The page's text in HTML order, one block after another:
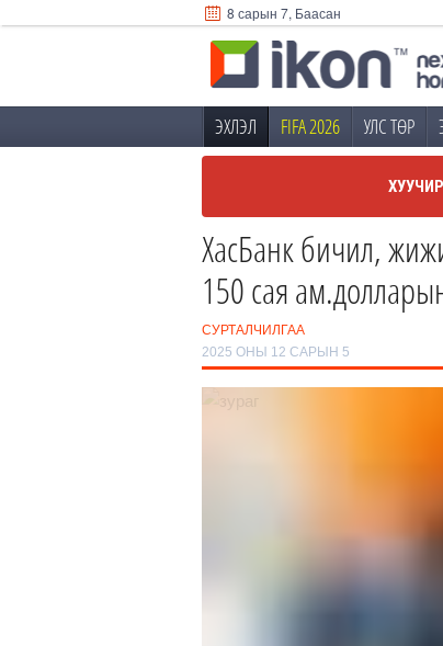
8 сарын 7, Баасан
ЭХЛЭЛ FIFA 2026 УЛС ТӨР
ХасБанк бичил,
150 сая
СУРТАЛЧИЛГАА
2025 ОНЫ 12 САРЫН 5